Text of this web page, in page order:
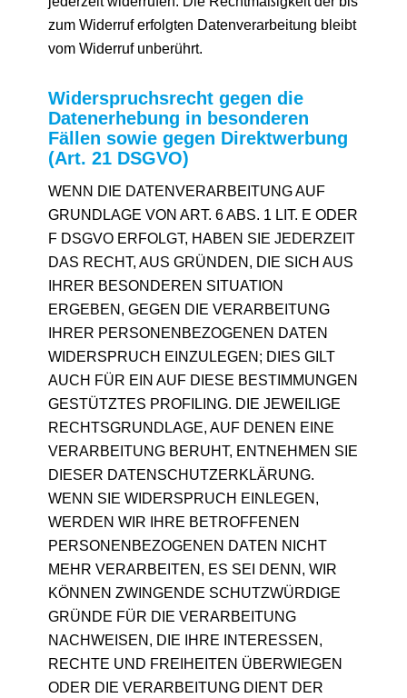
zum Widerruf erfolgten Datenverarbeitung bleibt
vom Widerruf unberührt.
Widerspruchsrecht gegen die
Datenerhebung in besonderen
Fällen sowie gegen Direktwerbung
(Art. 21 DSGVO)
WENN DIE DATENVERARBEITUNG AUF
GRUNDLAGE VON ART. 6 ABS. 1 LIT. E ODER
F DSGVO ERFOLGT, HABEN SIE JEDERZEIT
DAS RECHT, AUS GRÜNDEN, DIE SICH AUS
IHRER BESONDEREN SITUATION
ERGEBEN, GEGEN DIE VERARBEITUNG
IHRER PERSONENBEZOGENEN DATEN
WIDERSPRUCH EINZULEGEN; DIES GILT
AUCH FÜR EIN AUF DIESE BESTIMMUNGEN
GESTÜTZTES PROFILING. DIE JEWEILIGE
RECHTSGRUNDLAGE, AUF DENEN EINE
VERARBEITUNG BERUHT, ENTNEHMEN SIE
DIESER DATENSCHUTZERKLÄRUNG.
WENN SIE WIDERSPRUCH EINLEGEN,
WERDEN WIR IHRE BETROFFENEN
PERSONENBEZOGENEN DATEN NICHT
MEHR VERARBEITEN, ES SEI DENN, WIR
KÖNNEN ZWINGENDE SCHUTZWÜRDIGE
GRÜNDE FÜR DIE VERARBEITUNG
NACHWEISEN, DIE IHRE INTERESSEN,
RECHTE UND FREIHEITEN ÜBERWIEGEN
ODER DIE VERARBEITUNG DIENT DER